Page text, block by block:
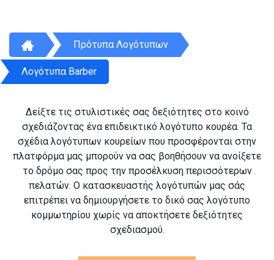
Πρότυπα Λογότυπων
Λογότυπα Barber
Δείξτε τις στυλιστικές σας δεξιότητες στο κοινό
σχεδιάζοντας ένα επιδεικτικό λογότυπο κουρέα. Τα
σχέδια λογότυπων κουρείων που προσφέρονται στην
πλατφόρμα μας μπορούν να σας βοηθήσουν να ανοίξετε
το δρόμο σας προς την προσέλκυση περισσότερων
πελατών. Ο κατασκευαστής λογότυπών μας σάς
επιτρέπει να δημιουργήσετε το δικό σας λογότυπο
κομμωτηρίου χωρίς να αποκτήσετε δεξιότητες
σχεδιασμού.